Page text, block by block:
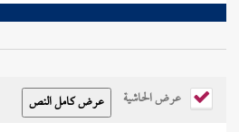
عرض الحاشية